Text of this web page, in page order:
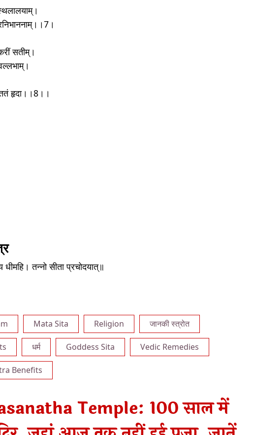
सतीम्।
हृदा।।8।।
तन्नो सीता प्रचोदयात्॥
Mata Sita Religion जानकी स्त्रोत
धर्म Goddess Sita Vedic Remedies
Benefits
Temple: 100 साल में